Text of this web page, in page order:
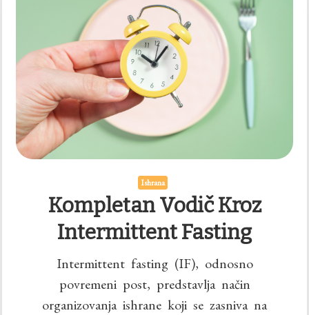
Ishrana
Kompletan Vodič Kroz
Intermittent Fasting
Intermittent fasting (IF), odnosno
povremeni post, predstavlja način
organizovanja ishrane koji se zasniva na